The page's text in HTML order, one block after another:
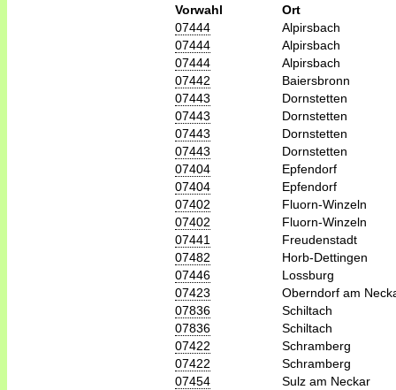
Vorwahl
Ort
07444
Alpirsbach
07444
Alpirsbach
07444
Alpirsbach
07442
Baiersbronn
07443
Dornstetten
07443
Dornstetten
07443
Dornstetten
07443
Dornstetten
07404
Epfendorf
07404
Epfendorf
07402
Fluorn-Winzeln
07402
Fluorn-Winzeln
07441
Freudenstadt
07482
Horb-Dettingen
07446
Lossburg
07423
Oberndorf am
07836
Schiltach
07836
Schiltach
07422
Schramberg
07422
Schramberg
07454
Sulz am Neckar